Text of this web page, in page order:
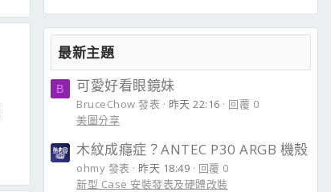
最新主題
B 可愛好看眼鏡妹
BruceChow 發表 昨天 22:16
回覆 0
美圖分享
木紋成癮症？ANTEC P30 ARGB 機殼
ohmy 發表 昨天 18:49
回覆 0
新型 Case 安裝發表及硬體改裝